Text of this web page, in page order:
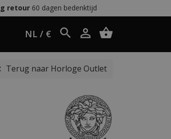
retour60 dagen bedenktijd
NL / €
Terug naar Horloge Outlet